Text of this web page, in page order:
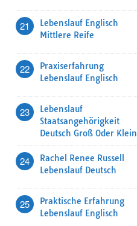
21
Lebenslauf Englisch
Mittlere Reife
22
Praxiserfahrung
Lebenslauf Englisch
23
Lebenslauf
Staatsangehörigkeit
Deutsch Groß Oder Klein
24
Rachel Renee Russell
Lebenslauf Deutsch
25
Praktische Erfahrung
Lebenslauf Englisch